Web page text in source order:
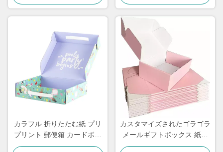
カラフル 折りたたむ紙 プリ
プリント 郵便箱 カードボル
ト ロープ用 波紋 郵便箱
カスタマイズされたゴラゴラ
メールギフトボックス 紙板
ライナータイプ 自立箱